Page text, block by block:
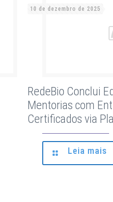
10 de dezembro de 2025
RedeBio Conclui
Mentorias com
Certificados via
Leia mais